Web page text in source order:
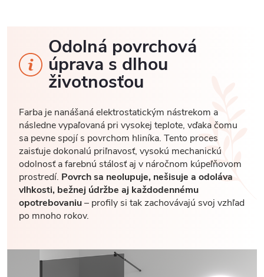
Odolná povrchová
úprava s dlhou
životnosťou
Farba je nanášaná elektrostatickým nástrekom a
následne vypaľovaná pri vysokej teplote, vďaka čomu
sa pevne spojí s povrchom hliníka. Tento proces
zaisťuje dokonalú priľnavosť, vysokú mechanickú
odolnosť a farebnú stálosť aj v náročnom kúpeľňovom
prostredí. Povrch sa neolupuje, nešisuje a odoláva
vlhkosti, bežnej údržbe aj každodennému
opotrebovaniu– profily si tak zachovávajú svoj vzhľad
po mnoho rokov.